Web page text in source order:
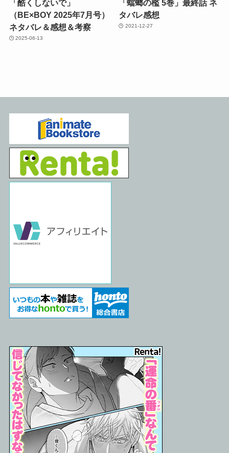
「酷くしないで」
（BE×BOY 2025年7月号）
ネタバレ＆感想＆考察
2025-06-13
「蟷螂の檻 5巻」最終話 ネ
タバレ感想
2021-12-27